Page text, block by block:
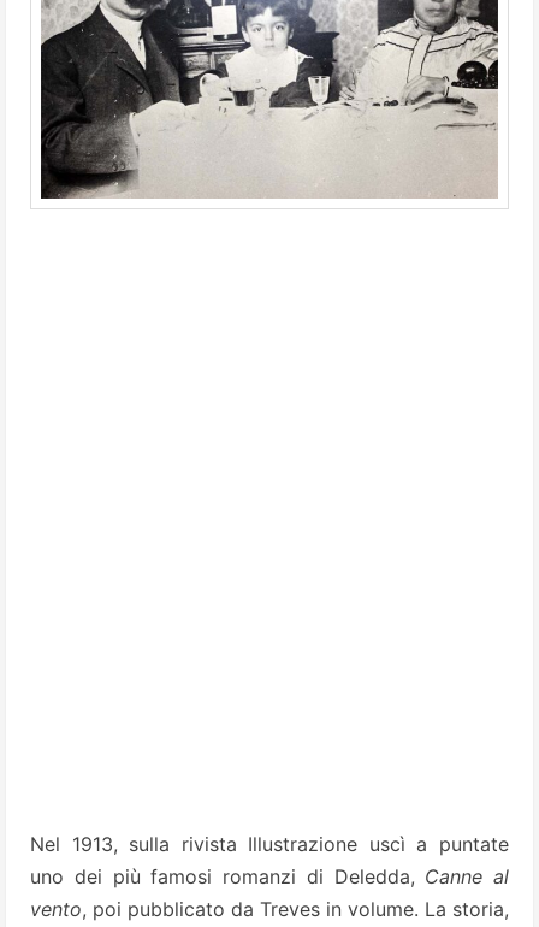
Nel 1913, sulla rivista Illustrazione uscì a puntate
uno dei più famosi romanzi di Deledda, Canne al
vento, poi pubblicato da Treves in volume. La storia,